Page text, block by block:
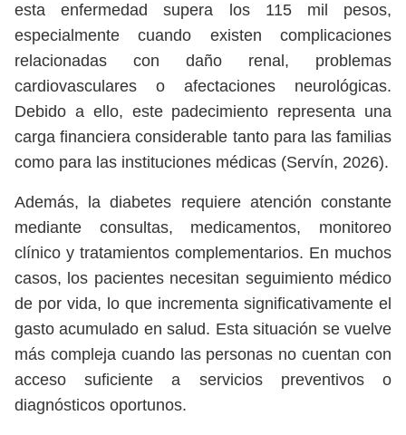
esta enfermedad supera los 115 mil pesos,
especialmente cuando existen complicaciones
relacionadas con daño renal, problemas
cardiovasculares o afectaciones neurológicas.
Debido a ello, este padecimiento representa una
carga financiera considerable tanto para las familias
como para las instituciones médicas (Servín, 2026).
Además, la diabetes requiere atención constante
mediante consultas, medicamentos, monitoreo
clínico y tratamientos complementarios. En muchos
casos, los pacientes necesitan seguimiento médico
de por vida, lo que incrementa significativamente el
gasto acumulado en salud. Esta situación se vuelve
más compleja cuando las personas no cuentan con
acceso suficiente a servicios preventivos o
diagnósticos oportunos.